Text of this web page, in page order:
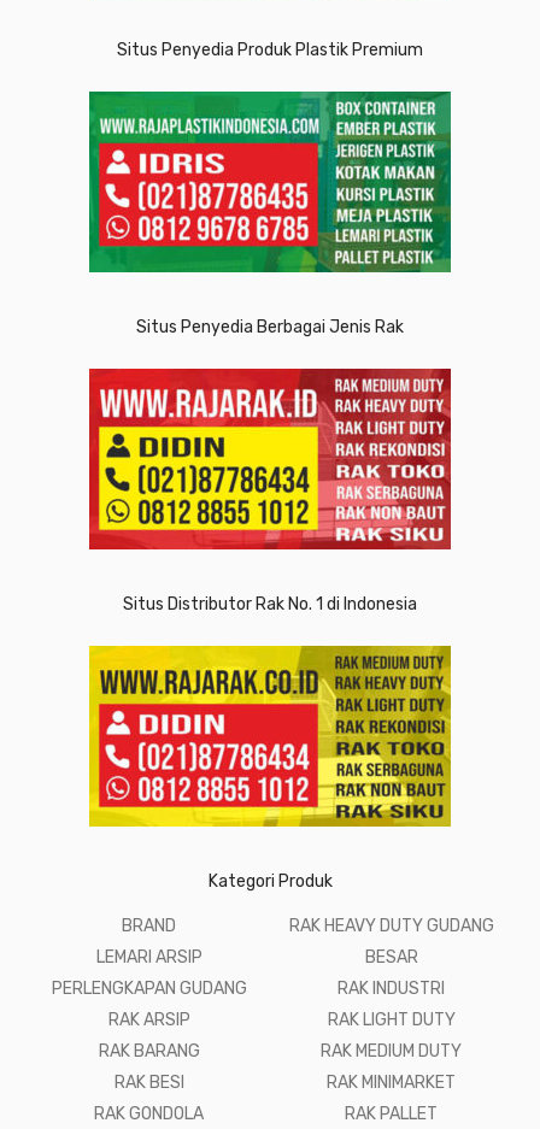
Situs Penyedia Produk Plastik Premium
Situs Penyedia Berbagai Jenis Rak
Situs Distributor Rak No. 1 di Indonesia
Kategori Produk
BRAND
LEMARI ARSIP
PERLENGKAPAN GUDANG
RAK ARSIP
RAK BARANG
RAK BESI
RAK GONDOLA
RAK HEAVY DUTY GUDANG
BESAR
RAK INDUSTRI
RAK LIGHT DUTY
RAK MEDIUM DUTY
RAK MINIMARKET
RAK PALLET